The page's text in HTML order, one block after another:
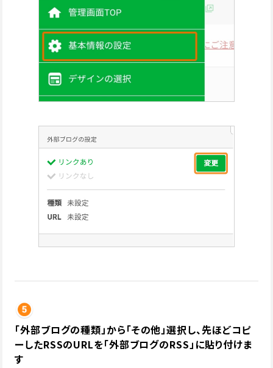
「外部ブログの種類」から「その他」選択し、先ほどコピ
ーしたRSSのURLを「外部ブログのRSS」に貼り付けま
す